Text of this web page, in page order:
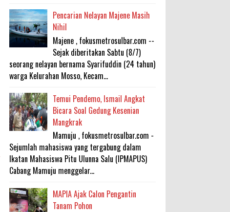
Pencarian Nelayan Majene Masih
Nihil
Majene , fokusmetrosulbar.com --
Sejak diberitakan Sabtu (8/7)
seorang nelayan bernama Syarifuddin (24 tahun)
warga Kelurahan Mosso, Kecam...
Temui Pendemo, Ismail Angkat
Bicara Soal Gedung Kesenian
Mangkrak
Mamuju , fokusmetrosulbar.com -
Sejumlah mahasiswa yang tergabung dalam
Ikatan Mahasiswa Pitu Ulunna Salu (IPMAPUS)
Cabang Mamuju menggelar...
MAPIA Ajak Calon Pengantin
Tanam Pohon